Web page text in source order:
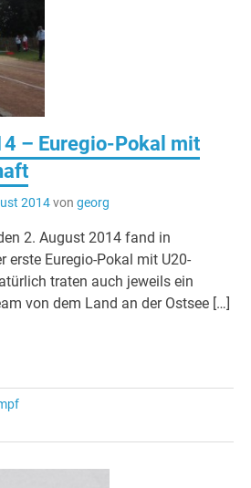
– Euregio-Pokal mit
2014von georg
2. August 2014 fand in
erste Euregio-Pokal mit U20-
traten auch jeweils ein
von dem Land an der Ostsee […]